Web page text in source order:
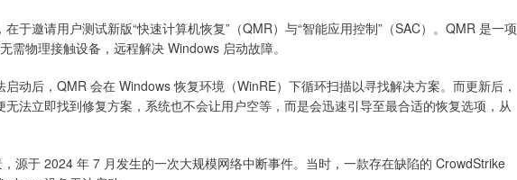
于邀请用户测试新版“快速计算机恢复”（QMR）与“智能应用控制”（SAC）。QMR 是一项
需物理接触设备，远程解决 Windows 启动故障。
动后，QMR 会在 Windows 恢复环境（WinRE）下循环扫描以寻找解决方案。而更新后，
法立即找到修复方案，系统也不会让用户空等，而是会迅速引导至最合适的恢复选项，从
源于 2024 年 7 月发生的一次大规模网络中断事件。当时，一款存在缺陷的 CrowdStrike